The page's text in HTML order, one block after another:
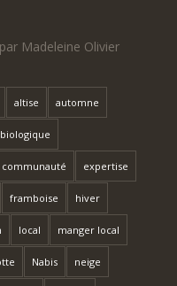
Madeleine Olivier
altise automne
biologique
communauté expertise
framboise hiver
local manger local
Nabis neige